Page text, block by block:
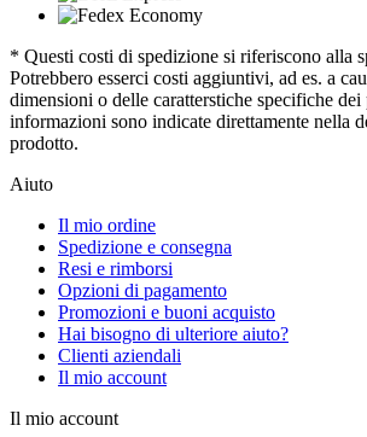
* Questi costi di spedizione si riferiscono alla
Potrebbero esserci costi aggiuntivi, ad es. a
dimensioni o delle caratterstiche specifiche
informazioni sono indicate direttamente nella
prodotto.
Aiuto
Il mio ordine
Spedizione e consegna
Resi e rimborsi
Opzioni di pagamento
Promozioni e buoni acquisto
Hai bisogno di ulteriore aiuto?
Clienti aziendali
Il mio account
Il mio account